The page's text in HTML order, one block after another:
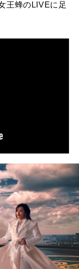
王蜂の LIVEに足